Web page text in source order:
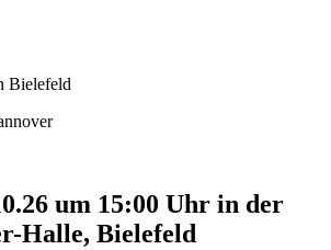
Bielefeld
um 15:00 Uhr in der
Halle, Bielefeld